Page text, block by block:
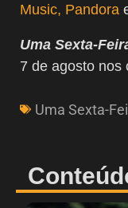
Music, Pandora
Uma Sexta-
7 de agosto nos
Uma Sexta-